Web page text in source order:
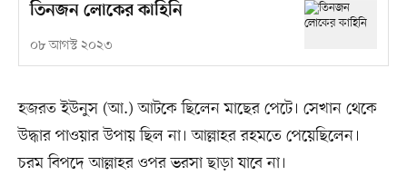
তিনজন লোকের কাহিনি
০৮ আগস্ট ২০২৩
হজরত ইউনুস (আ.) আটকে ছিলেন মাছের পেটে। সেখান থেকে
উদ্ধার পাওয়ার উপায় ছিল না। আল্লাহর রহমতে পেয়েছিলেন।
চরম বিপদে আল্লাহর ওপর ভরসা ছাড়া যাবে না।